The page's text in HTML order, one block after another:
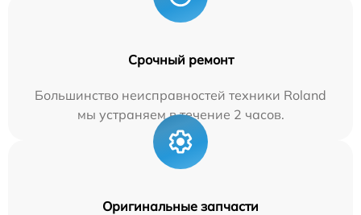
Срочный ремонт
Большинство неисправностей техники Roland
мы устраняем в течение 2 часов.
Оригинальные запчасти